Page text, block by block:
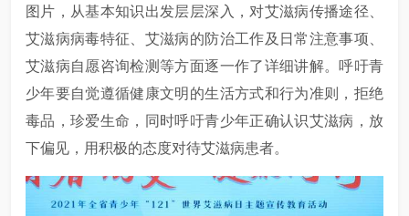
图片，从基本知识出发层层深入，对艾滋病传播途径、
艾滋病病毒特征、艾滋病的防治工作及日常注意事项、
艾滋病自愿咨询检测等方面逐一作了详细讲解。呼吁青
少年要自觉遵循健康文明的生活方式和行为准则，拒绝
毒品，珍爱生命，同时呼吁青少年正确认识艾滋病，放
下偏见，用积极的态度对待艾滋病患者。